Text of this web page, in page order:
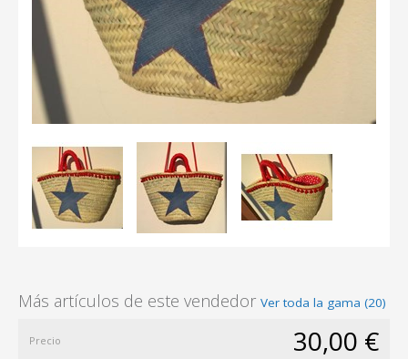
Más artículos de este vendedor Ver toda la gama (20)
Precio 30,00 €